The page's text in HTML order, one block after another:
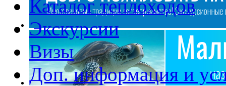
Каталог теплоходов
Экскурсии
Визы
Доп. информация и